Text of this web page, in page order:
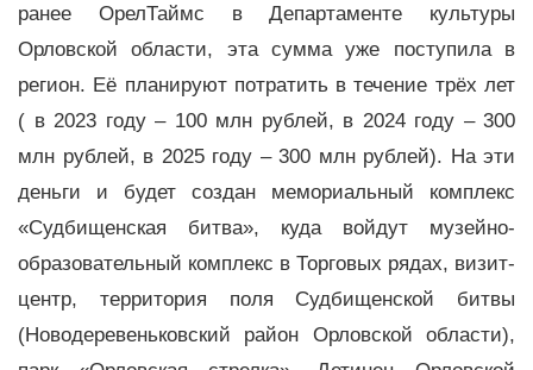
ранее ОрелТаймс в Департаменте культуры
Орловской области, эта сумма уже поступила в
регион. Её планируют потратить в течение трёх лет
( в 2023 году – 100 млн рублей, в 2024 году – 300
млн рублей, в 2025 году – 300 млн рублей). На эти
деньги и будет создан мемориальный комплекс
«Судбищенская битва», куда войдут музейно-
образовательный комплекс в Торговых рядах, визит-
центр, территория поля Судбищенской битвы
(Новодеревеньковский район Орловской области),